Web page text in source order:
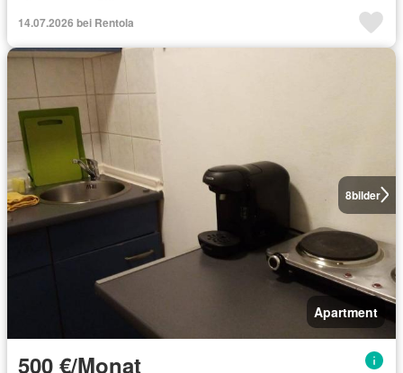
14.07.2026 bei Rentola
8bilder
Apartment
500 €/Monat